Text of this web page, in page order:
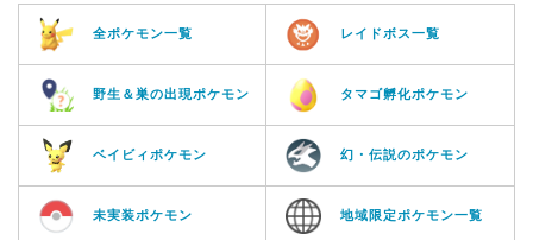
全ポケモン一覧 レイドボス一覧
野生＆巣の出現ポケモン タマゴ孵化ポケモン
ベイビィポケモン 幻・伝説のポケモン
未実装ポケモン 地域限定ポケモン一覧